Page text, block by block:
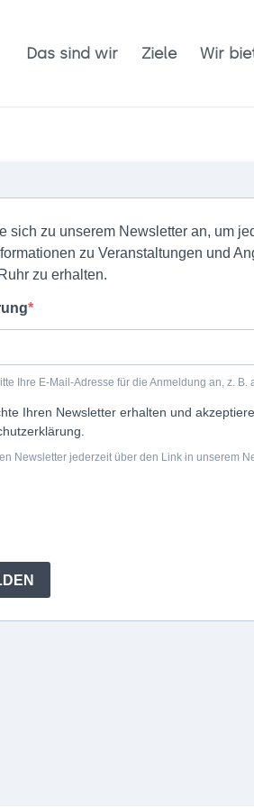
Das sind wir Ziele Wir